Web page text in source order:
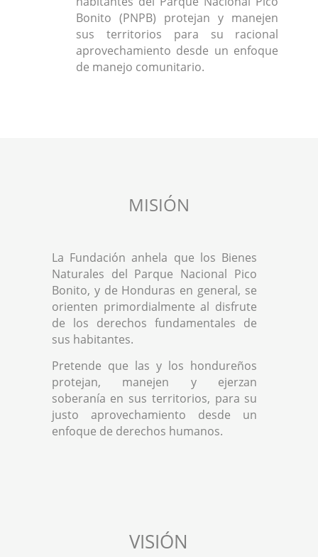
Bonito (PNPB) protejan y manejen
sus territorios para su racional
aprovechamiento desde un enfoque
de manejo comunitario.
MISIÓN
La Fundación anhela que los Bienes
Naturales del Parque Nacional Pico
Bonito, y de Honduras en general, se
orienten primordialmente al disfrute
de los derechos fundamentales de
sus habitantes.
Pretende que las y los hondureños
protejan, manejen y ejerzan
soberanía en sus territorios, para su
justo aprovechamiento desde un
enfoque de derechos humanos.
VISIÓN